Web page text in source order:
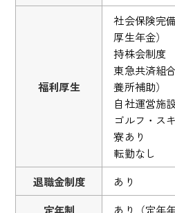
福利厚生
社会保険完
厚生年金）
持株会制度
東急共済組
養所補助）
自社運営施
ゴルフ・スキ
寮あり
転勤なし
退職金制度
あり
定年制
あり（定年